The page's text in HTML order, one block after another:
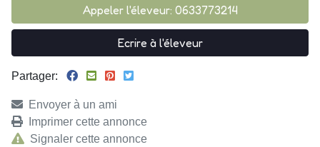
Appeler l'éleveur: 0633773214
Ecrire à l'éleveur
Partager:
Envoyer à un ami
Imprimer cette annonce
Signaler cette annonce